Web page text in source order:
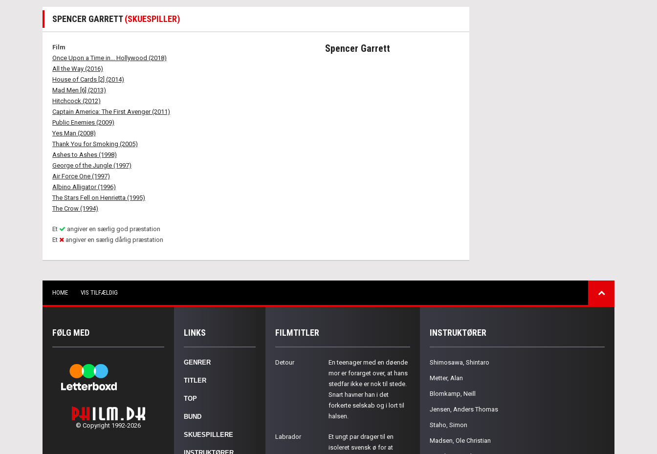
SPENCER GARRETT(SKUESPILLER)
Spencer Garrett
Film
Once Upon a Time in... Hollywood (2018)
All the Way (2016)
House of Cards [2] (2014)
Mad Men [6] (2013)
Hitchcock (2012)
Captain America: The First Avenger (2011)
Public Enemies (2009)
Yes Man (2008)
Thank You for Smoking (2005)
Ashes to Ashes (1998)
George of the Jungle (1997)
Air Force One (1997)
Albino Alligator (1996)
The Stars Fell on Henrietta (1995)
The Crow (1994)
Et
angiver en særlig god præstation
Et
angiver en særlig dårlig præstation
HOME VIS TILFÆLDIG
FØLG MED
© Copyright 1992-2026
LINKS
GENRER
TITLER
TOP
BUND
SKUESPILLERE
FILMTITLER
Detour
En teenager med en døende
mor er forarget over, at hans
stedfar ikke er nok til stede.
Snart havner han i det
forkerte selskab og i lort til
halsen.
Labrador
Et ungt par drager til en
isoleret svensk ø for at
INSTRUKTØRER
Shimosawa, Shintaro
Metter, Alan
Blomkamp, Neill
Jensen, Anders Thomas
Staho, Simon
Madsen, Ole Christian